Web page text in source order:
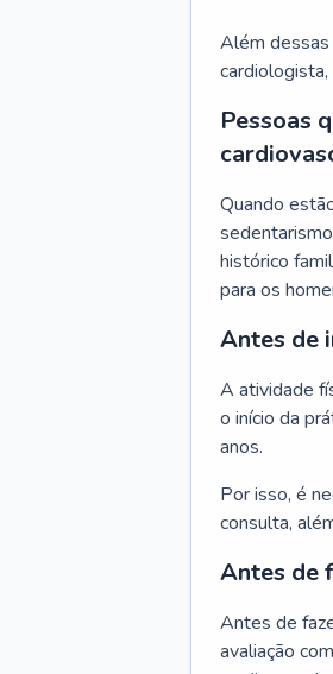
Além dessas
Pessoas
Quando
histórico
para os
Antes de
A atividade
o início da
anos.
Por isso, é
consulta,
Antes de
Antes de
avaliação